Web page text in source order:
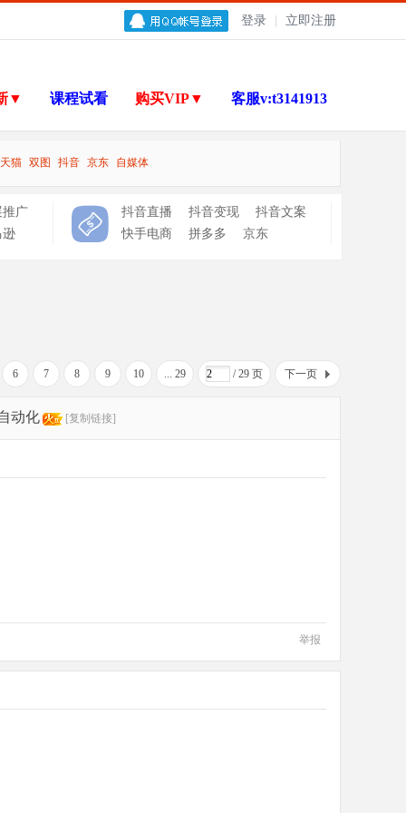
登录 立即注册
▼ 课程试看 购买VIP▼ 客服v:t3141913
天猫 双图 抖音 京东 自媒体
推广
逊
抖音直播 抖音变现
抖音文案
快手电商
拼多多 京东
6 7 8 9 10 ... 29 / 29 页 下一页
动化 [复制链接]
举报